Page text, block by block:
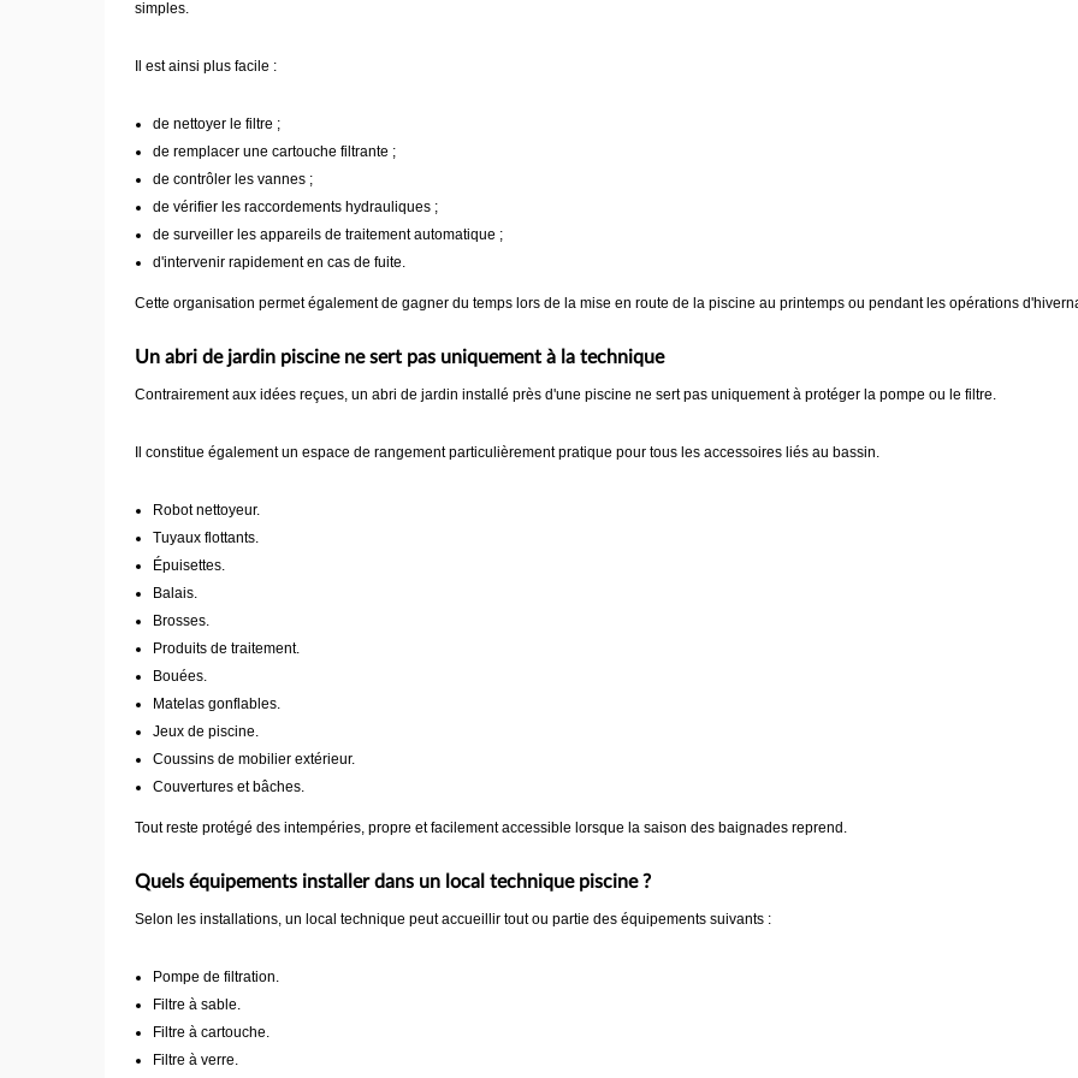
simples.
Il est ainsi plus facile :
de nettoyer le filtre ;
de remplacer une cartouche filtrante ;
de contrôler les vannes ;
de vérifier les raccordements hydrauliques ;
de surveiller les appareils de traitement automatique ;
d'intervenir rapidement en cas de fuite.
Cette organisation permet également de gagner du temps lors de la mise en route de la piscine au printemps ou pendant les opérations
Un abri de jardin piscine ne sert pas uniquement à la technique
Contrairement aux idées reçues, un abri de jardin installé près d'une piscine ne sert pas uniquement à protéger la pompe ou le filtre.
Il constitue également un espace de rangement particulièrement pratique pour tous les accessoires liés au bassin.
Robot nettoyeur.
Tuyaux flottants.
Épuisettes.
Balais.
Brosses.
Produits de traitement.
Bouées.
Matelas gonflables.
Jeux de piscine.
Coussins de mobilier extérieur.
Couvertures et bâches.
Tout reste protégé des intempéries, propre et facilement accessible lorsque la saison des baignades reprend.
Quels équipements installer dans un local technique piscine ?
Selon les installations, un local technique peut accueillir tout ou partie des équipements suivants :
Pompe de filtration.
Filtre à sable.
Filtre à cartouche.
Filtre à verre.